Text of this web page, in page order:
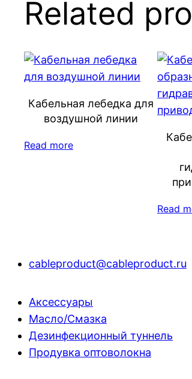
Related
Кабельная лебедка для
воздушной линии
Read more
Read
cableproduct@cableproduct.ru
Аксессуары
Масло/Смазка
Дезинфекционный туннель
Продувка оптоволокна